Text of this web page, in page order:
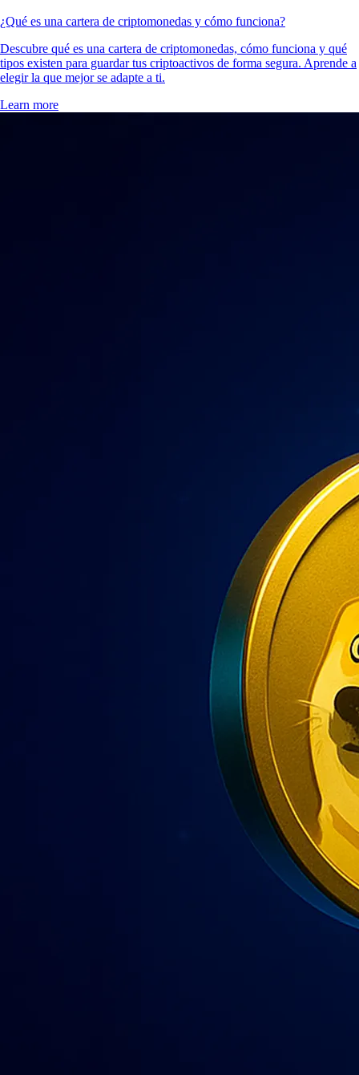
¿Qué es una cartera de criptomonedas y cómo funciona?
Descubre qué es una cartera de criptomonedas, cómo funciona y qué
tipos existen para guardar tus criptoactivos de forma segura. Aprende a
elegir la que mejor se adapte a ti.
Learn more